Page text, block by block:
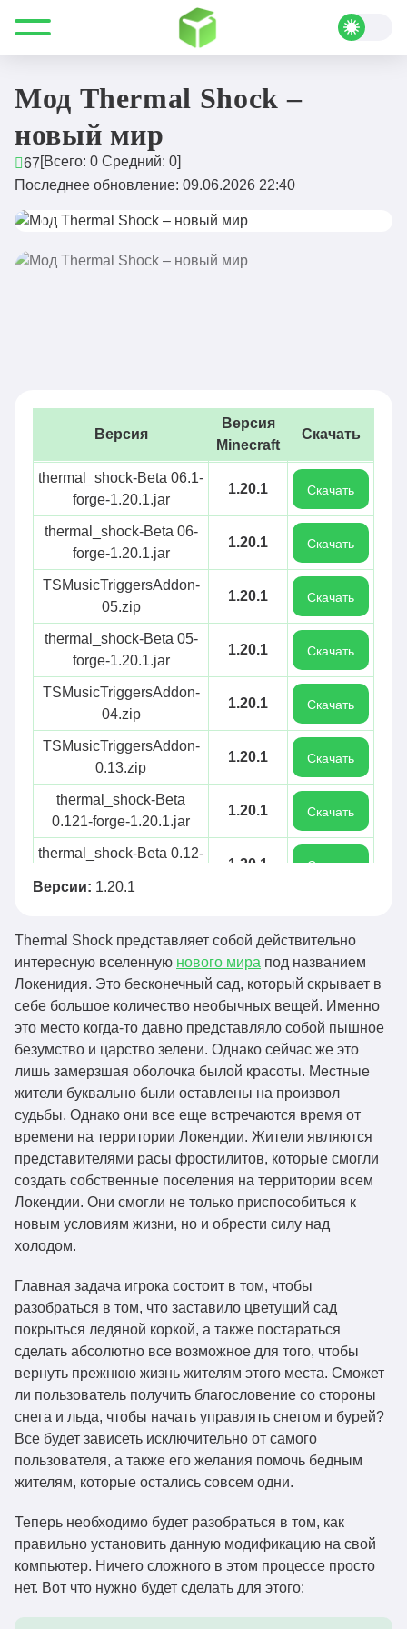
Все для Minecraft
Миры и биомы
Мод Thermal Shock – новый мир
Мод Thermal Shock –
новый мир
67[Всего: 0 Средний: 0]
Последнее обновление: 09.06.2026 22:40
Версия
Версия
Minecraft
Скачать
thermal_shock-Beta 06.1-
forge-1.20.1.jar
1.20.1 Скачать
thermal_shock-Beta 06-
forge-1.20.1.jar
1.20.1 Скачать
TSMusicTriggersAddon-
05.zip
1.20.1 Скачать
thermal_shock-Beta 05-
forge-1.20.1.jar
1.20.1 Скачать
TSMusicTriggersAddon-
04.zip
1.20.1 Скачать
TSMusicTriggersAddon-
0.13.zip
1.20.1 Скачать
thermal_shock-Beta
0.121-forge-1.20.1.jar
1.20.1 Скачать
thermal_shock-Beta 0.12-
1.20.1 Скачать
thermal_shock-Beta 0.1-
forge-1.20.1.jar
1.20.1
Версии: 1.20.1
Thermal Shock представляет собой действительно
интересную вселенную нового мира под названием
Локенидия. Это бесконечный сад, который скрывает в
себе большое количество необычных вещей. Именно
это место когда-то давно представляло собой пышное
безумство и царство зелени. Однако сейчас же это
лишь замерзшая оболочка былой красоты. Местные
жители буквально были оставлены на произвол
судьбы. Однако они все еще встречаются время от
времени на территории Локендии. Жители являются
представителями расы фростилитов, которые смогли
создать собственные поселения на территории всем
Локендии. Они смогли не только приспособиться к
новым условиям жизни, но и обрести силу над
холодом.
Главная задача игрока состоит в том, чтобы
разобраться в том, что заставило цветущий сад
покрыться ледяной коркой, а также постараться
сделать абсолютно все возможное для того, чтобы
вернуть прежнюю жизнь жителям этого места. Сможет
ли пользователь получить благословение со стороны
снега и льда, чтобы начать управлять снегом и бурей?
Все будет зависеть исключительно от самого
пользователя, а также его желания помочь бедным
жителям, которые остались совсем одни.
Теперь необходимо будет разобраться в том, как
правильно установить данную модификацию на свой
компьютер. Ничего сложного в этом процессе просто
нет. Вот что нужно будет сделать для этого: